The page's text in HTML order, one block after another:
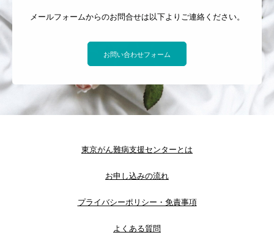
メールフォームからのお問合せは以下よりご連絡ください。
お問い合わせフォーム
東京がん難病支援センターとは
お申し込みの流れ
プライバシーポリシー・免責事項
よくある質問